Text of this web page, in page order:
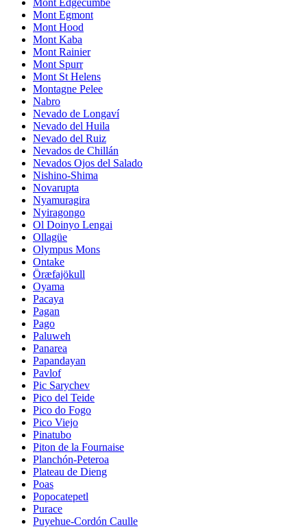
Mont Edgecumbe
Mont Egmont
Mont Hood
Mont Kaba
Mont Rainier
Mont Spurr
Mont St Helens
Montagne Pelee
Nabro
Nevado de Longaví
Nevado del Huila
Nevado del Ruiz
Nevados de Chillán
Nevados Ojos del Salado
Nishino-Shima
Novarupta
Nyamuragira
Nyiragongo
Ol Doinyo Lengai
Ollagüe
Olympus Mons
Ontake
Öræfajökull
Oyama
Pacaya
Pagan
Pago
Paluweh
Panarea
Papandayan
Pavlof
Pic Sarychev
Pico del Teide
Pico do Fogo
Pico Viejo
Pinatubo
Piton de la Fournaise
Planchón-Peteroa
Plateau de Dieng
Poas
Popocatepetl
Purace
Puyehue-Cordón Caulle